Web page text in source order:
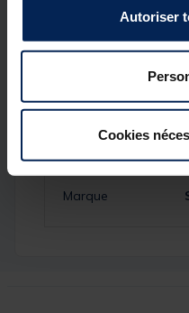
Autoriser
Cookies
Spécifications
Marque